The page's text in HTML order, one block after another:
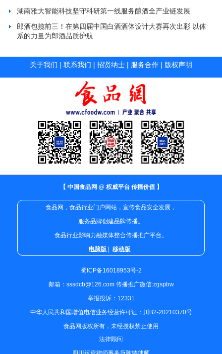
湖南雅大智能科技坚守科研第一线服务酿酒全产业链发展
郎酒包揽前三！在第四届中国白酒酒体设计大赛再次出彩 以体
系的力量为郎酒品质护航
关于我们 | 联系我们 | 招贤纳士 | 服务合作 | 版权声明
【 中国食品网 @ 权威平台 传播价值 】
食品网，食品行业门户网站，宣传食品安全发展，
服务品牌创建品牌传播。
食品行业影响力融媒体整合传播推广平台。
电脑版 | 移动版
蜀ICP备16018953号-2
邮箱：sssdcb@126.com 传播推广微信:zgspbw
举报投诉：12331
中华人民共和国增值电信业务经营许可证：川B2-20210370号
食品网版权所有，未经授权禁止使用
法律顾问